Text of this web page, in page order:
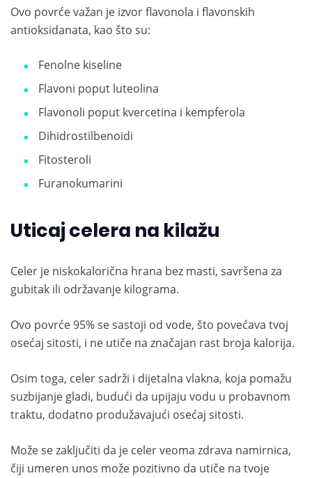
Ovo povrće važan je izvor flavonola i flavonskih
antioksidanata, kao što su:
Fenolne kiseline
Flavoni poput luteolina
Flavonoli poput kvercetina i kempferola
Dihidrostilbenoidi
Fitosteroli
Furanokumarini
Uticaj celera na kilažu
Celer je niskokalorična hrana bez masti, savršena za
gubitak ili održavanje kilograma.
Ovo povrće 95% se sastoji od vode, što povećava tvoj
osećaj sitosti, i ne utiče na značajan rast broja kalorija.
Osim toga, celer sadrži i dijetalna vlakna, koja pomažu
suzbijanje gladi, budući da upijaju vodu u probavnom
traktu, dodatno produžavajući osećaj sitosti.
Može se zaključiti da je celer veoma zdrava namirnica,
čiji umeren unos može pozitivno da utiče na tvoje